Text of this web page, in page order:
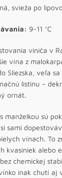
svieža po
9-11 °C
viniča v
vína z
Sliezska, veľa
listinu –
ornát.
manželkou sú
sami
vínach. To
kvasiniek alebo
chemickej
inak chutí aj